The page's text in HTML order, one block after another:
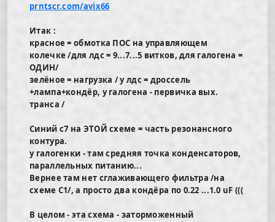
prntscr.com/avix66
Итак :
красное = обмотка ПОС на управляющем
колечке /для лдс = 9...7...5 витков, для галогена =
ОДИН/
зелёное = нагрузка / у лдс = дроссель
+лампа+кондёр, у галогена - первичка вых.
транса /
Синий с7 на ЭТОЙ схеме = часть резонансного
контура.
у галогенки - там средняя точка конденсаторов,
параллельных питанию...
Вернее там нет сглаживающего фильтра /на
схеме С1/, а просто два кондёра по 0.22 ...1.0 uF (((
В целом - эта схема - заторможенный